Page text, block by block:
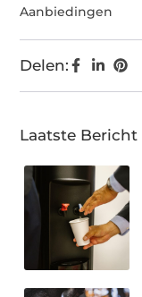
Aanbiedingen
Delen:
Laatste Bericht